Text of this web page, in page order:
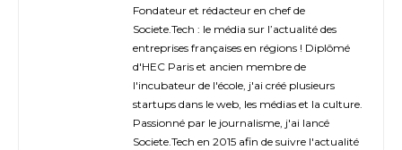
Fondateur et rédacteur en chef de
Societe.Tech : le média sur l’actualité des
entreprises françaises en régions ! Diplômé
d'HEC Paris et ancien membre de
l'incubateur de l'école, j'ai créé plusieurs
startups dans le web, les médias et la culture.
Passionné par le journalisme, j'ai lancé
Societe.Tech en 2015 afin de suivre l'actualité